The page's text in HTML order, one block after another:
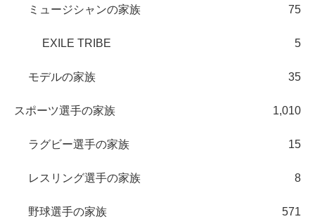
ミュージシャンの家族 75
EXILE TRIBE 5
モデルの家族 35
スポーツ選手の家族 1,010
ラグビー選手の家族 15
レスリング選手の家族 8
野球選手の家族 571